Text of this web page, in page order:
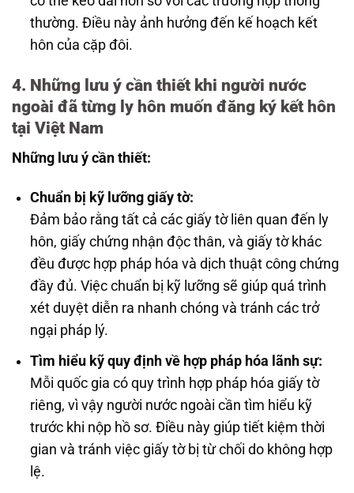
thường. Điều này ảnh hưởng đến kế hoạch kết
hôn của cặp đôi.
4. Những lưu ý cần thiết khi người nước
ngoài đã từng ly hôn muốn đăng ký kết hôn
tại Việt Nam
Những lưu ý cần thiết:
Chuẩn bị kỹ lưỡng giấy tờ:
Đảm bảo rằng tất cả các giấy tờ liên quan đến ly
hôn, giấy chứng nhận độc thân, và giấy tờ khác
đều được hợp pháp hóa và dịch thuật công chứng
đầy đủ. Việc chuẩn bị kỹ lưỡng sẽ giúp quá trình
xét duyệt diễn ra nhanh chóng và tránh các trở
ngại pháp lý.
Tìm hiểu kỹ quy định về hợp pháp hóa lãnh sự:
Mỗi quốc gia có quy trình hợp pháp hóa giấy tờ
riêng, vì vậy người nước ngoài cần tìm hiểu kỹ
trước khi nộp hồ sơ. Điều này giúp tiết kiệm thời
gian và tránh việc giấy tờ bị từ chối do không hợp
lệ.